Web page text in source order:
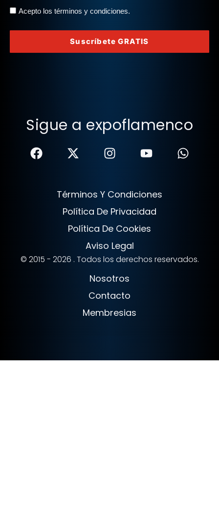
Acepto los términos y condiciones.
Suscríbete GRATIS
Sigue a expoflamenco
Términos Y Condiciones
Política De Privacidad
Política De Cookies
Aviso Legal
© 2015 - 2026 . Todos los derechos reservados.
Nosotros
Contacto
Membresias